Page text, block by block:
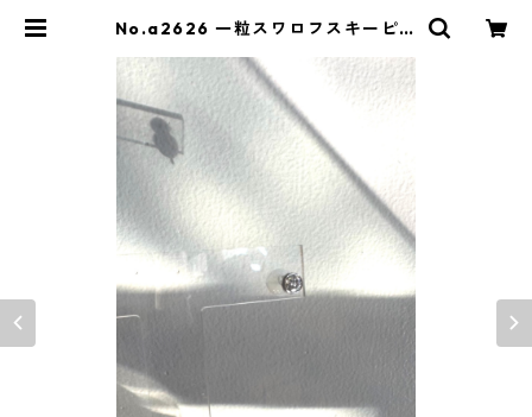
No.a2626 一粒スワロフスキーピア